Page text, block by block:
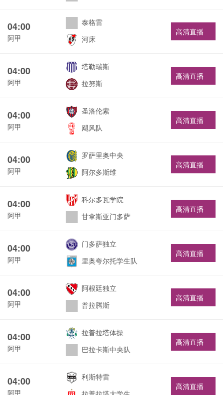
04:00
阿甲
泰格雷
河床
高清直播
04:00
阿甲
塔勒瑞斯
拉努斯
高清直播
04:00
阿甲
圣洛伦索
飓风队
高清直播
04:00
阿甲
罗萨里奥中央
阿尔多斯维
高清直播
04:00
阿甲
科尔多瓦学院
甘拿斯亚门多萨
高清直播
04:00
阿甲
门多萨独立
里奥夸尔托学生队
高清直播
04:00
阿甲
阿根廷独立
普拉腾斯
高清直播
04:00
阿甲
拉普拉塔体操
巴拉卡斯中央队
高清直播
04:00
阿甲
利斯特雷
高清直播